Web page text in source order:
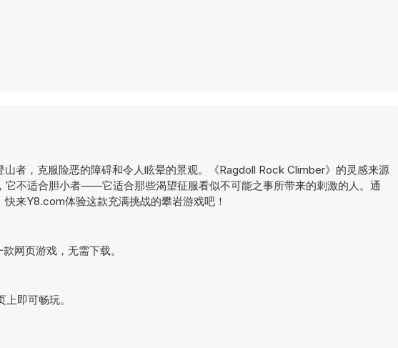
者，克服险恶的障碍和令人眩晕的景观。《Ragdoll Rock Climber》的灵感来源
不适合胆小者——它适合那些渴望征服看似不可能之事所带来的刺激的人。通
来Y8.com体验这款充满挑战的攀岩游戏吧！
网页游戏，无需下载。
即可畅玩。